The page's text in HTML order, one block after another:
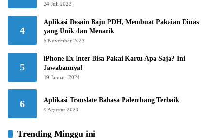
24 Juli 2023
4
Aplikasi Desain Baju PDH, Membuat Pakaian Dinas
yang Unik dan Menarik
5 November 2023
5
iPhone Ex Inter Bisa Pakai Kartu Apa Saja? Ini
Jawabannya!
19 Januari 2024
6 Aplikasi Translate Bahasa Palembang Terbaik
9 Agustus 2023
Trending Minggu ini